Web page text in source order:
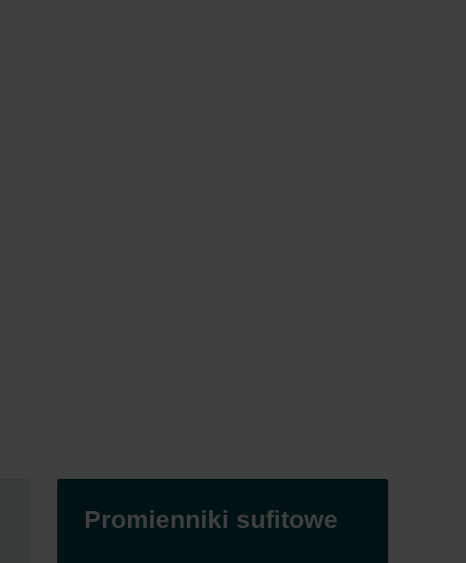
Promienniki sufitowe